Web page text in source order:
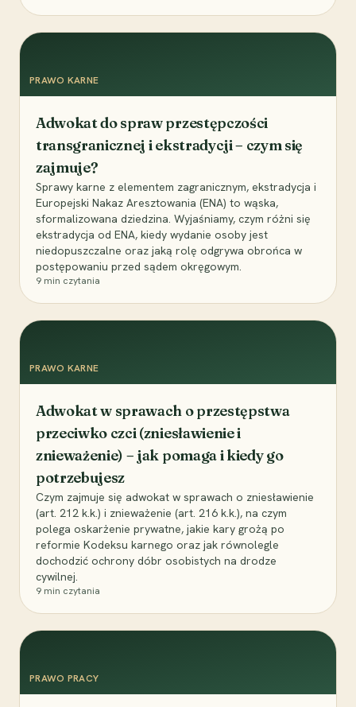
PRAWO KARNE
Adwokat do spraw przestępczości
transgranicznej i ekstradycji – czym się
zajmuje?
Sprawy karne z elementem zagranicznym, ekstradycja i
Europejski Nakaz Aresztowania (ENA) to wąska,
sformalizowana dziedzina. Wyjaśniamy, czym różni się
ekstradycja od ENA, kiedy wydanie osoby jest
niedopuszczalne oraz jaką rolę odgrywa obrońca w
postępowaniu przed sądem okręgowym.
9 min czytania
PRAWO KARNE
Adwokat w sprawach o przestępstwa
przeciwko czci (zniesławienie i
znieważenie) – jak pomaga i kiedy go
potrzebujesz
Czym zajmuje się adwokat w sprawach o zniesławienie
(art. 212 k.k.) i znieważenie (art. 216 k.k.), na czym
polega oskarżenie prywatne, jakie kary grożą po
reformie Kodeksu karnego oraz jak równolegle
dochodzić ochrony dóbr osobistych na drodze
cywilnej.
9 min czytania
PRAWO PRACY